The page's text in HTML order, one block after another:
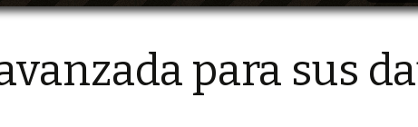
para sus